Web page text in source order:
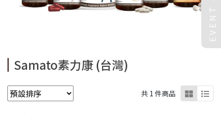
Samato素力康 (台灣)
共 1 件商品
EVENT